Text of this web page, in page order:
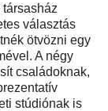
választás
ötvözni egy
A négy
családoknak,
stúdiónak is